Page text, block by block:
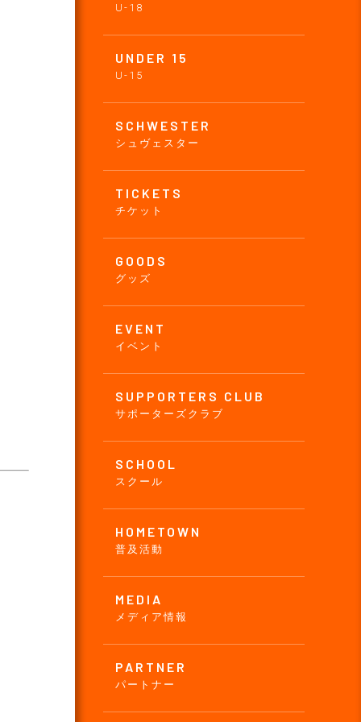
U-18
UNDER 15
U-15
SCHWESTER
シュヴェスター
TICKETS
チケット
GOODS
グッズ
EVENT
イベント
SUPPORTERS CLUB
サポーターズクラブ
SCHOOL
スクール
HOMETOWN
普及活動
MEDIA
メディア情報
PARTNER
パートナー